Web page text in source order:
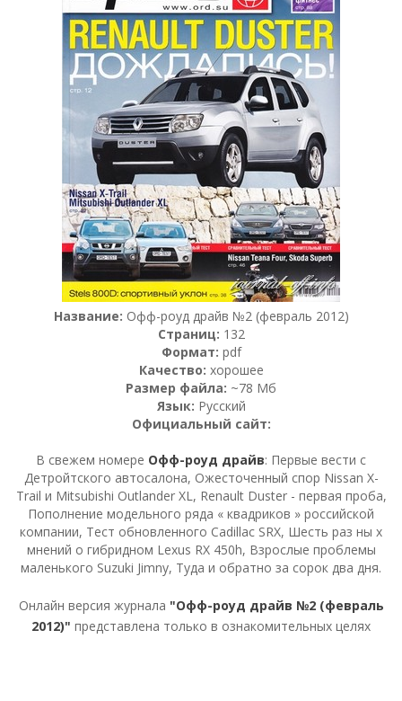
Название: Офф-роуд драйв №2 (февраль 2012)
Страниц: 132
Формат: pdf
Качество: хорошее
Размер файла: ~78 Мб
Язык: Русский
Официальный сайт:
В свежем номере Офф-роуд драйв: Первые вести с
Детройтского автосалона, Ожесточенный спор Nissan X-
Trail и Mitsubishi Outlander XL, Renault Duster - первая проба,
Пополнение модельного ряда « квадриков » российской
компании, Тест обновленного Cadillac SRX, Шесть раз ны х
мнений о гибридном Lexus RX 450h, Взрослые проблемы
маленького Suzuki Jimny, Туда и обратно за сорок два дня.
Онлайн версия журнала "Офф-роуд драйв №2 (февраль
2012)" представлена только в ознакомительных целях